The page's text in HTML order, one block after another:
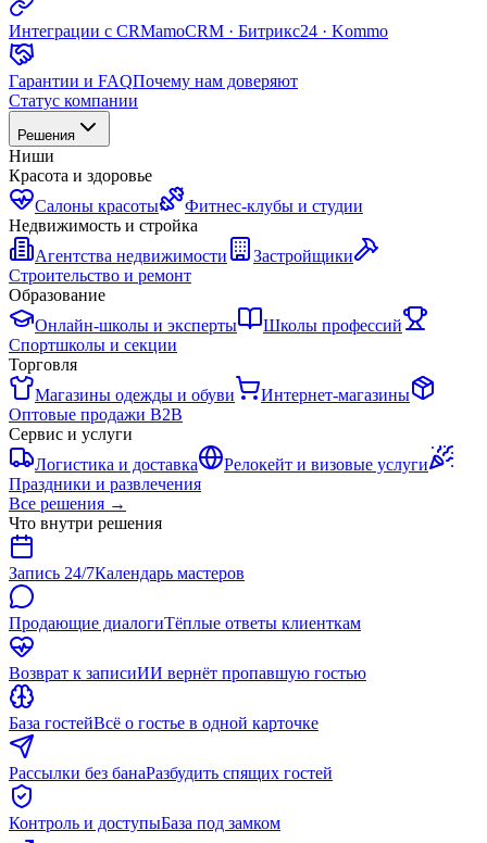
Интеграции с CRMamoCRM · Битрикс24 · Kommo
Гарантии и FAQПочему нам доверяют
Статус компании
Решения
Ниши
Красота и здоровье
Салоны красоты
Фитнес-клубы и студии
Недвижимость и стройка
Агентства недвижимости
Застройщики
Строительство и ремонт
Образование
Онлайн-школы и эксперты
Школы профессий
Спортшколы и секции
Торговля
Магазины одежды и обуви
Интернет-магазины
Оптовые продажи B2B
Сервис и услуги
Логистика и доставка
Релокейт и визовые услуги
Праздники и развлечения
Все решения →
Что внутри решения
Запись 24/7Календарь мастеров
Продающие диалогиТёплые ответы клиенткам
Возврат к записиИИ вернёт пропавшую гостью
База гостейВсё о гостье в одной карточке
Рассылки без банаРазбудить спящих гостей
Контроль и доступыБаза под замком